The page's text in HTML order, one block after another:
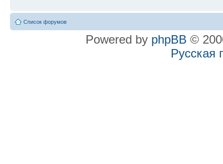
Список форумов
Powered by phpBB ©
Русская